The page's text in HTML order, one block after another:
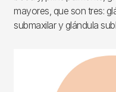
mayores, que son tres:
submaxilar y glándula